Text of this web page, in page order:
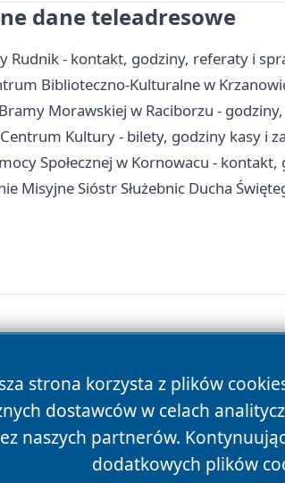
dane teleadresowe
Rudnik - kontakt, godziny, referaty i
Biblioteczno-Kulturalne w
Morawskiej w Raciborzu -
Kultury - bilety, godziny kasy i
Społecznej w Kornowacu -
Misyjne Sióstr Służebnic Ducha
strona korzysta z plików
dostawców w celach
naszych partnerów.
dodatkowych plików